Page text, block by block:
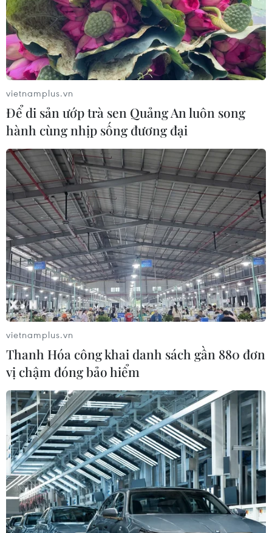
vietnamplus.vn
Để di sản ướp trà sen Quảng An luôn song
hành cùng nhịp sống đương đại
vietnamplus.vn
Thanh Hóa công khai danh sách gần 880 đơn
vị chậm đóng bảo hiểm